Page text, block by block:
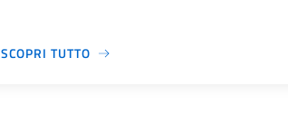
SCOPRI TUTTO